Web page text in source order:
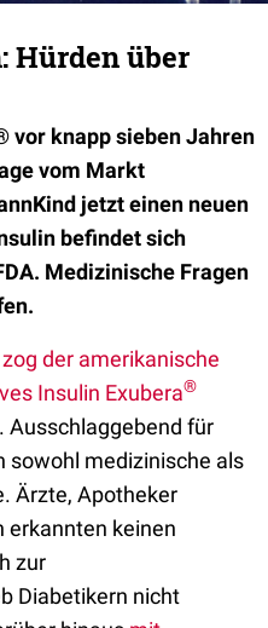
Hürden über
vor knapp sieben Jahren
vom Markt
jetzt einen neuen
befindet sich
Medizinische Fragen
zog der amerikanische
Insulin Exubera®
. Ausschlaggebend für
sowohl medizinische als
Ärzte, Apotheker
erkannten keinen
zur
Diabetikern nicht